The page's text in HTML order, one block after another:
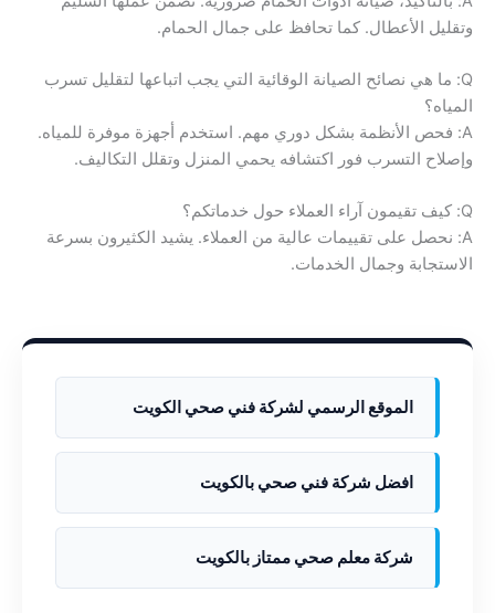
وتقليل الأعطال. كما تحافظ على جمال الحمام.
Q: ما هي نصائح الصيانة الوقائية التي يجب اتباعها لتقليل تسرب
المياه؟
A: فحص الأنظمة بشكل دوري مهم. استخدم أجهزة موفرة للمياه.
وإصلاح التسرب فور اكتشافه يحمي المنزل وتقلل التكاليف.
Q: كيف تقيمون آراء العملاء حول خدماتكم؟
A: نحصل على تقييمات عالية من العملاء. يشيد الكثيرون بسرعة
الاستجابة وجمال الخدمات.
الموقع الرسمي لشركة فني صحي الكويت
افضل شركة فني صحي بالكويت
شركة معلم صحي ممتاز بالكويت